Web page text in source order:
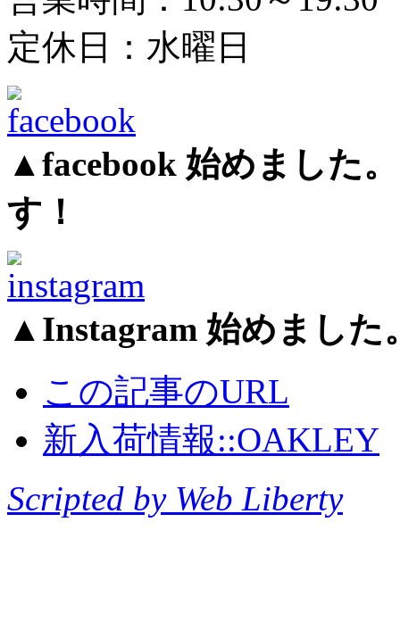
定休日：水曜日
▲facebook 始めました
す！
▲Instagram 始めました
この記事のURL
新入荷情報::OAKLEY
Scripted by Web Liberty